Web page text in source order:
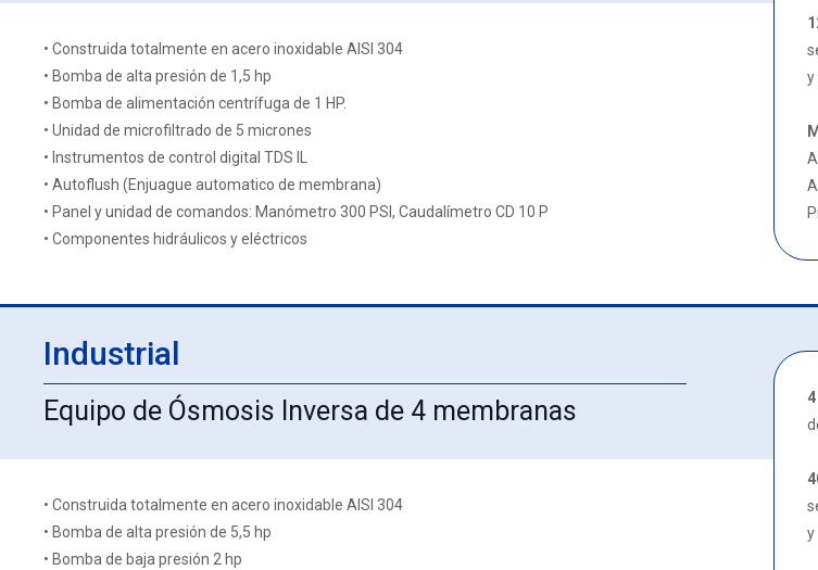
• Construida totalmente en acero inoxidable AISI 304
• Bomba de alta presión de 1,5 hp
• Bomba de alimentación centrífuga de 1 HP.
• Unidad de microfiltrado de 5 micrones
• Instrumentos de control digital TDS IL
• Autoflush (Enjuague automatico de membrana)
• Panel y unidad de comandos: Manómetro 300 PSI, Caudalímetro CD 10 P
• Componentes hidráulicos y eléctricos
y
Industrial
Equipo de Ósmosis Inversa de 4 membranas
• Construida totalmente en acero inoxidable AISI 304
• Bomba de alta presión de 5,5 hp
• Bomba de baja presión 2 hp
y